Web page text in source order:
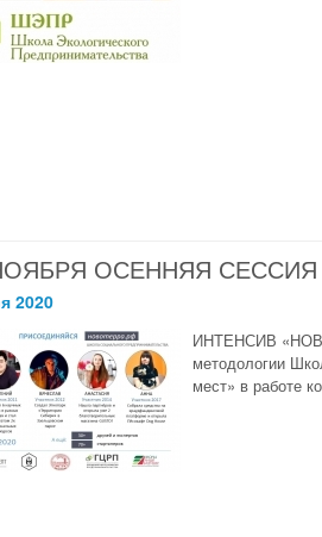
ОСЕННЯЯ
2020
ИНТЕНСИВ
методологии
мест» в работе